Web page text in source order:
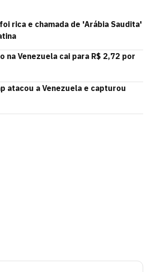
rica e chamada de 'Arábia Saudita'
na Venezuela cai para R$ 2,72 por
atacou a Venezuela e capturou